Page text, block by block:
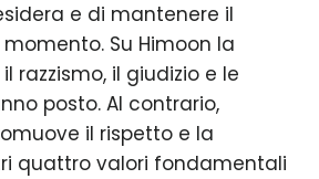
e di mantenere il
Su Himoon la
razzismo, il giudizio e le
posto. Al contrario,
il rispetto e la
quattro valori fondamentali